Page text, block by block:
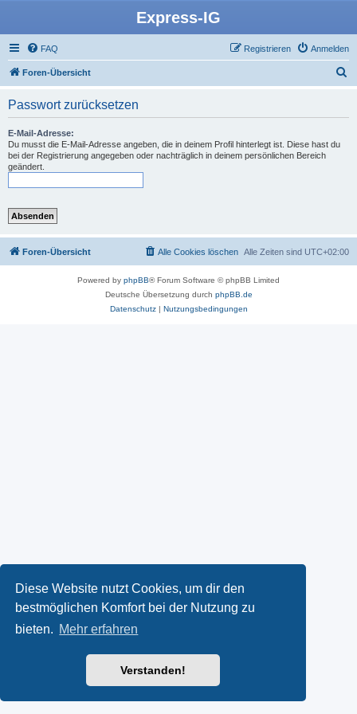
Diese Website nutzt Cookies, um dir den
bestmöglichen Komfort bei der Nutzung zu
bieten. Mehr erfahren
Verstanden!
Express-IG
FAQ Anmelden
Registrieren
Foren-Übersicht
Passwort zurücksetzen
E-Mail-Adresse:
Du musst die E-Mail-Adresse angeben, die in deinem Profil hinterlegt ist. Diese hast du
bei der Registrierung angegeben oder nachträglich in deinem persönlichen Bereich
geändert.
Foren-Übersicht Alle Zeiten sind UTC+02:00
Alle Cookies löschen
Powered by phpBB® Forum Software © phpBB Limited
Deutsche Übersetzung durch phpBB.de
Datenschutz| Nutzungsbedingungen